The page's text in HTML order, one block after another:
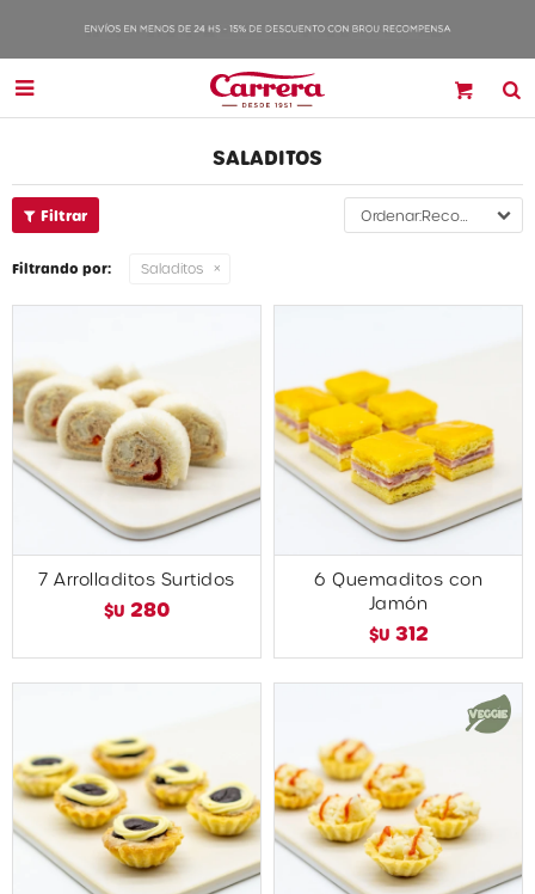

SALADITOS
Recomendados
Filtrando por: Saladitos
7 Arrolladitos Surtidos
$U 280
6 Quemaditos con
Jamón
$U 312